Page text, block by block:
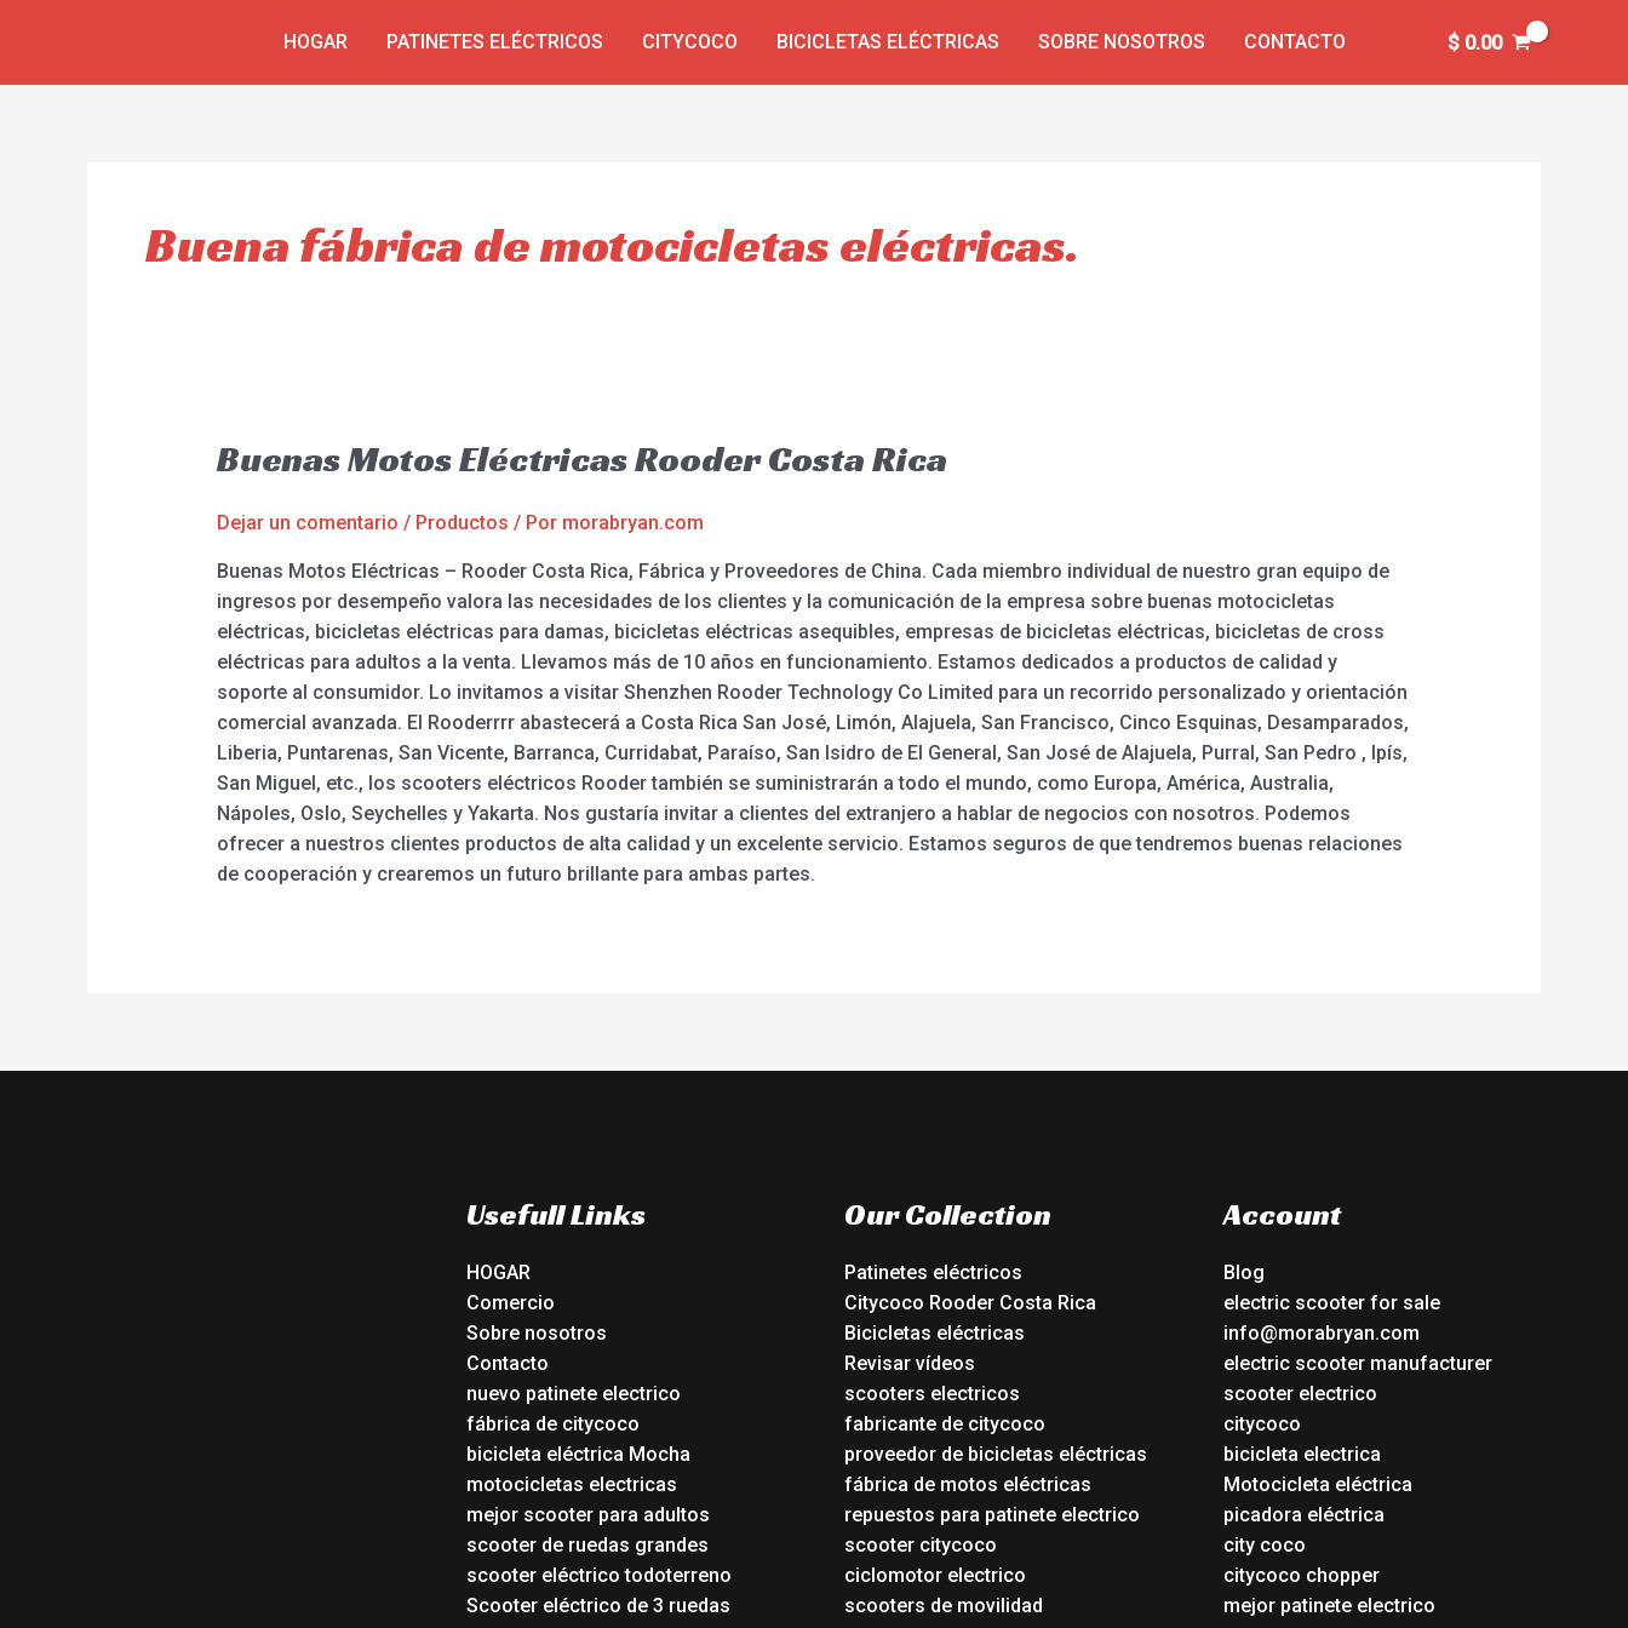
HOGAR PATINETES ELÉCTRICOS CITYCOCO BICICLETAS ELÉCTRICAS SOBRE NOSOTROS CONTACTO $0.00
Buena fábrica de motocicletas eléctricas.
Buenas Motos Eléctricas Rooder Costa Rica
Dejar un comentario / Productos / Por morabryan.com
Buenas Motos Eléctricas – Rooder Costa Rica, Fábrica y Proveedores de China. Cada miembro individual de nuestro gran equipo de
ingresos por desempeño valora las necesidades de los clientes y la comunicación de la empresa sobre buenas motocicletas
eléctricas, bicicletas eléctricas para damas, bicicletas eléctricas asequibles, empresas de bicicletas eléctricas, bicicletas de cross
eléctricas para adultos a la venta. Llevamos más de 10 años en funcionamiento. Estamos dedicados a productos de calidad y
soporte al consumidor. Lo invitamos a visitar Shenzhen Rooder Technology Co Limited para un recorrido personalizado y orientación
comercial avanzada. El Rooderrrr abastecerá a Costa Rica San José, Limón, Alajuela, San Francisco, Cinco Esquinas, Desamparados,
Liberia, Puntarenas, San Vicente, Barranca, Curridabat, Paraíso, San Isidro de El General, San José de Alajuela, Purral, San Pedro , Ipís,
San Miguel, etc., los scooters eléctricos Rooder también se suministrarán a todo el mundo, como Europa, América, Australia,
Nápoles, Oslo, Seychelles y Yakarta. Nos gustaría invitar a clientes del extranjero a hablar de negocios con nosotros. Podemos
ofrecer a nuestros clientes productos de alta calidad y un excelente servicio. Estamos seguros de que tendremos buenas relaciones
de cooperación y crearemos un futuro brillante para ambas partes.
Usefull Links
HOGAR
Comercio
Sobre nosotros
Contacto
nuevo patinete electrico
fábrica de citycoco
bicicleta eléctrica Mocha
motocicletas electricas
mejor scooter para adultos
scooter de ruedas grandes
scooter eléctrico todoterreno
Scooter eléctrico de 3 ruedas
Our Collection
Patinetes eléctricos
Citycoco Rooder Costa Rica
Bicicletas eléctricas
Revisar vídeos
scooters electricos
fabricante de citycoco
proveedor de bicicletas eléctricas
fábrica de motos eléctricas
repuestos para patinete electrico
scooter citycoco
ciclomotor electrico
scooters de movilidad
Account
Blog
electric scooter for sale
info@morabryan.com
electric scooter manufacturer
scooter electrico
citycoco
bicicleta electrica
Motocicleta eléctrica
picadora eléctrica
city coco
citycoco chopper
mejor patinete electrico